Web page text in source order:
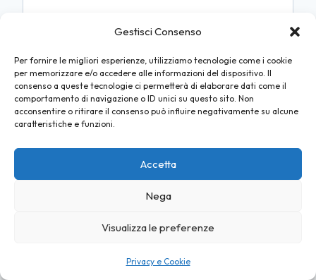
Gestisci Consenso
Per fornire le migliori esperienze, utilizziamo tecnologie come i cookie
per memorizzare e/o accedere alle informazioni del dispositivo. Il
consenso a queste tecnologie ci permetterà di elaborare dati come il
comportamento di navigazione o ID unici su questo sito. Non
acconsentire o ritirare il consenso può influire negativamente su alcune
caratteristiche e funzioni.
Accetta
Nega
Visualizza le preferenze
Privacy e Cookie